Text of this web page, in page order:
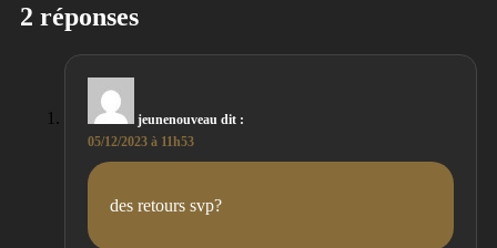
2 réponses
jeunenouveau dit :
05/12/2023 à 11h53
des retours svp?